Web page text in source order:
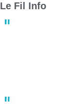
Le Fil Info